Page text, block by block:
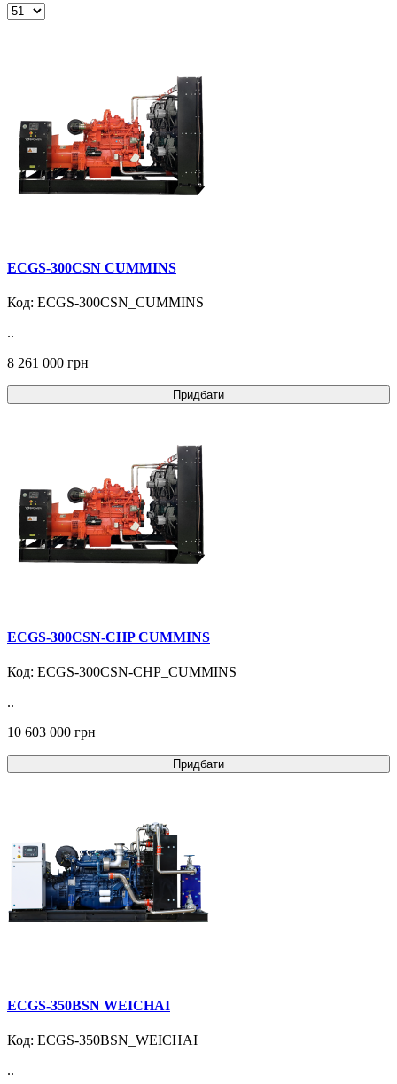
ECGS-300CSN CUMMINS
Код: ECGS-300CSN_CUMMINS
..
8 261 000 грн
Придбати
ECGS-300CSN-CHP CUMMINS
Код: ECGS-300CSN-CHP_CUMMINS
..
10 603 000 грн
Придбати
ECGS-350BSN WEICHAI
Код: ECGS-350BSN_WEICHAI
..